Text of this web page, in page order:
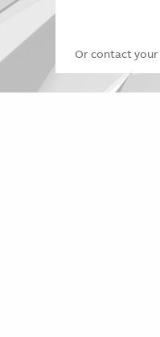
Or contact your